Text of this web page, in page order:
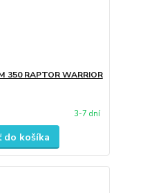
350 RAPTOR WARRIOR
3-7 dní
do košíka